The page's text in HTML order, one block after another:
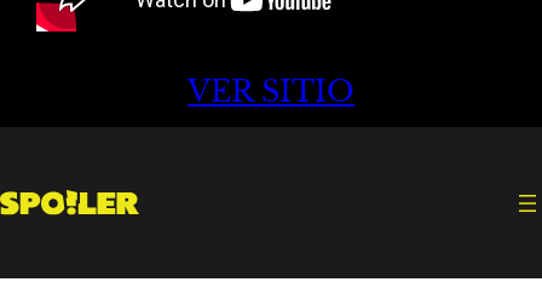
VER SITIO